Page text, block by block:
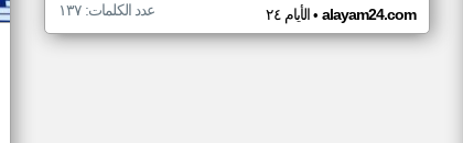
الأيام ٢٤• alayam24.com عدد الكلمات: ١٣٧